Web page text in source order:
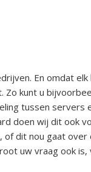
En omdat
Zo kunt u
tussen servers
doen wij dit ook
dit nou gaat over
uw vraag ook is,